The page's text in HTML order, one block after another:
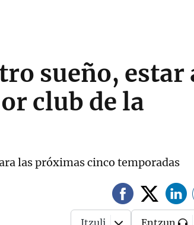
sueño, estar
club de la
las próximas cinco temporadas
Itzuli Entzun